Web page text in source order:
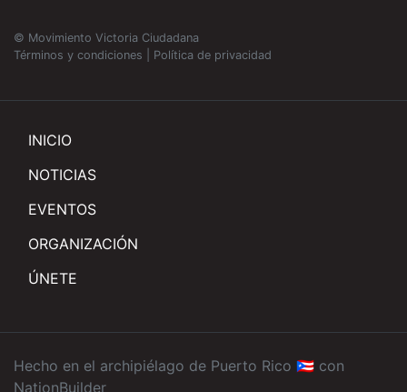
© Movimiento Victoria Ciudadana
Términos y condiciones
Política de privacidad
INICIO
NOTICIAS
EVENTOS
ORGANIZACIÓN
ÚNETE
Hecho en el archipiélago de Puerto Rico 🇵🇷 con
NationBuilder